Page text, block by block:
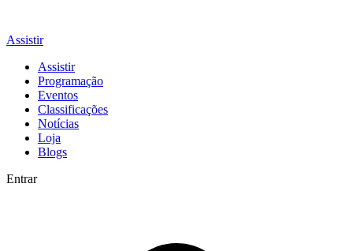
Assistir
Assistir
Programação
Eventos
Classificações
Notícias
Loja
Blogs
Entrar